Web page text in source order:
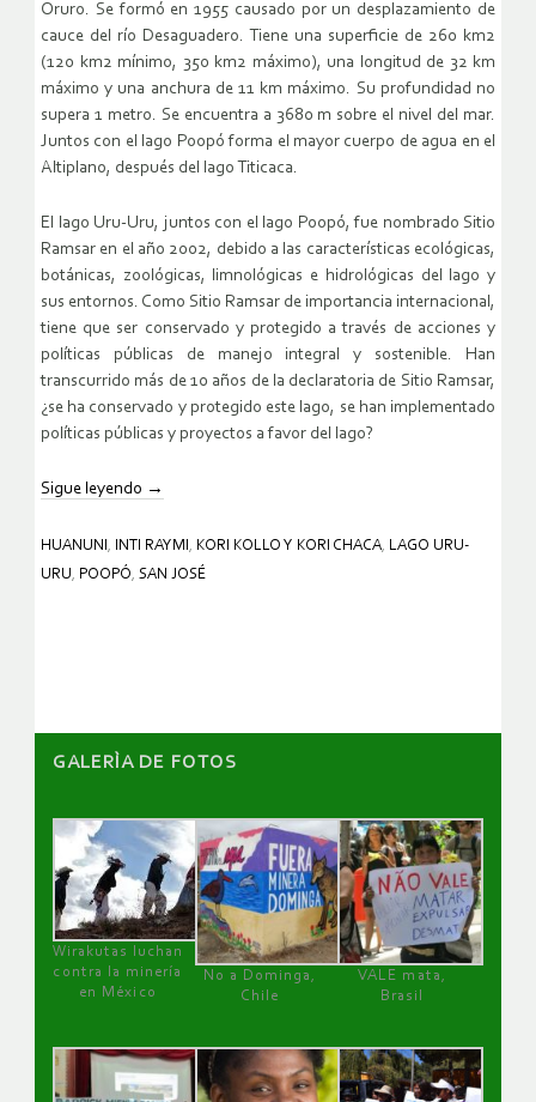
Oruro. Se formó en 1955 causado por un desplazamiento de
cauce del río Desaguadero. Tiene una superficie de 260 km2
(120 km2 mínimo, 350 km2 máximo), una longitud de 32 km
máximo y una anchura de 11 km máximo. Su profundidad no
supera 1 metro. Se encuentra a 3680 m sobre el nivel del mar.
Juntos con el lago Poopó forma el mayor cuerpo de agua en el
Altiplano, después del lago Titicaca.
El lago Uru-Uru, juntos con el lago Poopó, fue nombrado Sitio
Ramsar en el año 2002, debido a las características ecológicas,
botánicas, zoológicas, limnológicas e hidrológicas del lago y
sus entornos. Como Sitio Ramsar de importancia internacional,
tiene que ser conservado y protegido a través de acciones y
políticas públicas de manejo integral y sostenible. Han
transcurrido más de 10 años de la declaratoria de Sitio Ramsar,
¿se ha conservado y protegido este lago, se han implementado
políticas públicas y proyectos a favor del lago?
Sigue leyendo →
HUANUNI , INTI RAYMI , KORI KOLLO Y KORI CHACA, LAGO URU-
URU, POOPÓ, SAN JOSÉ
GALERÌA DE FOTOS
Wirakutas luchan
contra la minería
en México
No a Dominga,
Chile
VALE mata,
Brasil